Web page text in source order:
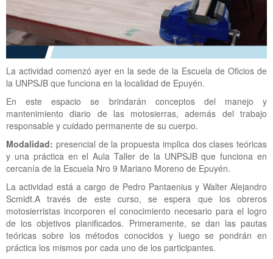
La actividad comenzó ayer en la sede de la Escuela de Oficios de
la UNPSJB que funciona en la localidad de Epuyén.
En este espacio se brindarán conceptos del manejo y
mantenimiento diario de las motosierras, además del trabajo
responsable y cuidado permanente de su cuerpo.
Modalidad: presencial de la propuesta implica dos clases teóricas
y una práctica en el Aula Taller de la UNPSJB que funciona en
cercanía de la Escuela Nro 9 Mariano Moreno de Epuyén.
La actividad está a cargo de Pedro Pantaenius y Walter Alejandro
Scmidt.A través de este curso, se espera que los obreros
motosierristas incorporen el conocimiento necesario para el logro
de los objetivos planificados. Primeramente, se dan las pautas
teóricas sobre los métodos conocidos y luego se pondrán en
práctica los mismos por cada uno de los participantes.